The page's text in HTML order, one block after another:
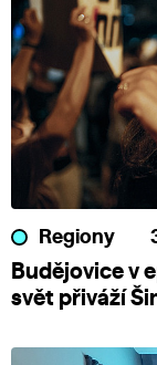
Regiony
Budějovice v
svět přiváží